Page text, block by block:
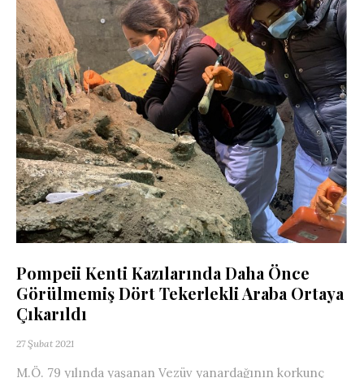
Pompeii Kenti Kazılarında Daha Önce
Görülmemiş Dört Tekerlekli Araba Ortaya
Çıkarıldı
27 Şubat 2021
M.Ö. 79 yılında yaşanan Vezüv yanardağının korkunç